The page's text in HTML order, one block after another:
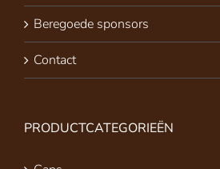
Beregoede sponsors
Contact
PRODUCTCATEGORIEËN